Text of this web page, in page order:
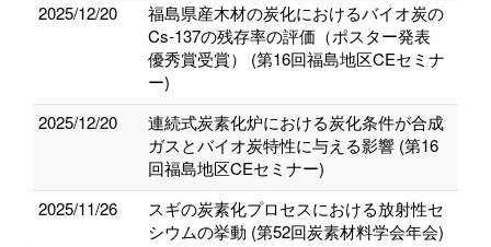
2025/12/20
福島県産木材の炭化におけるバイオ炭の
Cs-137の残存率の評価（ポスター発表
優秀賞受賞） (第16回福島地区CEセミナ
ー)
2025/12/20
連続式炭素化炉における炭化条件が合成
ガスとバイオ炭特性に与える影響 (第16
回福島地区CEセミナー)
2025/11/26
スギの炭素化プロセスにおける放射性セ
シウムの挙動 (第52回炭素材料学会年会)